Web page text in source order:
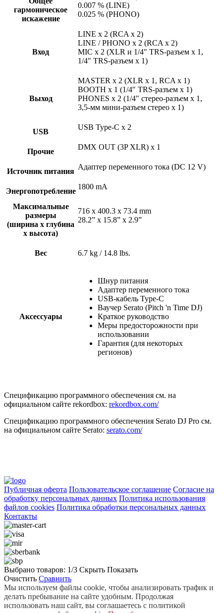
гармоническое
искажение
0.007 % (LINE)
0.025 % (PHONO)
Вход
LINE x 2 (RCA x 2)
LINE / PHONO x 2 (RCA x 2)
MIC x 2 (XLR и 1/4" TRS-разъем x 1,
1/4" TRS-разъем x 1)
Выход
MASTER x 2 (XLR x 1, RCA x 1)
BOOTH x 1 (1/4″ TRS-разъем x 1)
PHONES x 2 (1/4" стерео-разъем x 1,
3,5‑мм мини-разъем стерео x 1)
USB
USB Type-C x 2
Прочие
DMX OUT (3P XLR) x 1
Источник питания
Адаптер переменного тока (DC 12 V)
Энергопотребление
1800 mA
Максимальные
размеры
(ширина x глубина
x высота)
716 x 400.3 x 73.4 mm
28.2” x 15.8” x 2.9”
Вес 6.7 kg / 14.8 lbs.
Аксессуары
Шнур питания
Адаптер переменного тока
USB-кабель Type-C
Ваучер Serato (Pitch 'n Time DJ)
Краткое руководство
Меры предосторожности при
использовании
Гарантия (для некоторых
регионов)
Спецификацию программного обеспечения см. на
официальном сайте rekordbox: rekordbox.com/
Спецификацию программного обеспечения Serato DJ Pro см.
на официальном сайте Serato: serato.com/
Публичная оферта Пользовательское соглашение Согласие на
обработку персональных данных Политика использования
файлов cookies Политика обработки персональных данных
Контакты
Выбрано товаров: 1/3 Скрыть Показать
Очистить Сравнить
Мы используем файлы cookie, чтобы анализировать трафик и
делать пребывание на сайте удобным. Продолжая
использовать наш сайт, вы соглашаетесь с политикой